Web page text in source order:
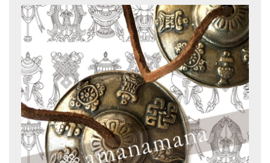
倍音呼吸法レッスン
カートを見る
商品一覧
アマナマナのシンギングボウル
チベット・シンギングボウル